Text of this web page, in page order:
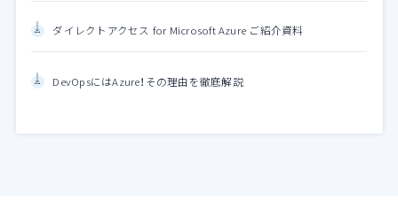
ダイレクトアクセス for Microsoft Azure ご紹介資料
DevOpsにはAzure！その理由を徹底解説